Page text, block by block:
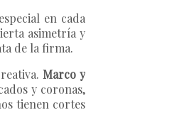
en cada
asimetría y
de la firma.
Marco y
y coronas,
tienen cortes